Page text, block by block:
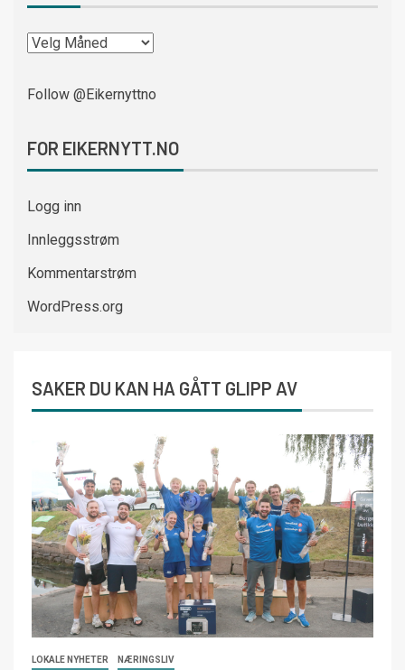
Follow @Eikernyttno
FOR EIKERNYTT.NO
Logg inn
Innleggsstrøm
Kommentarstrøm
WordPress.org
SAKER DU KAN HA GÅTT GLIPP AV
LOKALE NYHETER NÆRINGSLIV